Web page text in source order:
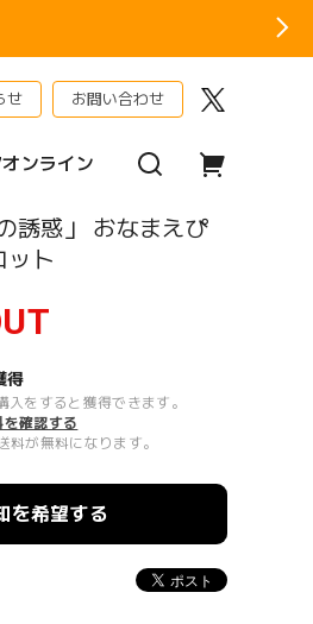
せ お問い合わせ
ンライン
誘惑」 おなまえぴ
ット
得
入をすると獲得できます。
を確認する
が無料になります。
を希望する